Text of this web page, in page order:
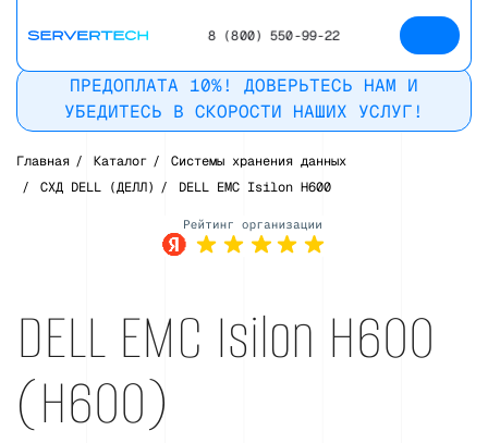
8 (800) 550-99-22
ПРЕДОПЛАТА 10%! ДОВЕРЬТЕСЬ НАМ И
УБЕДИТЕСЬ В СКОРОСТИ НАШИХ УСЛУГ!
Главная / Каталог /
Системы хранения данных
/
СХД DELL (ДЕЛЛ) / DELL EMC Isilon H600
DELL EMC Isilon H600
(H600)